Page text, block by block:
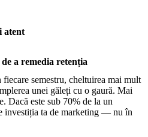
atent
a remedia retenția
semestru, cheltuirea mai mult
unei găleți cu o gaură. Mai
Dacă este sub 70% de la un
investiția ta de marketing — nu în